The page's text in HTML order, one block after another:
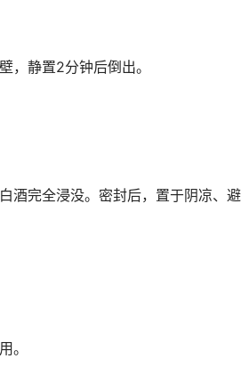
，静置2分钟后倒出。
酒完全浸没。密封后，置于阴凉、避
。